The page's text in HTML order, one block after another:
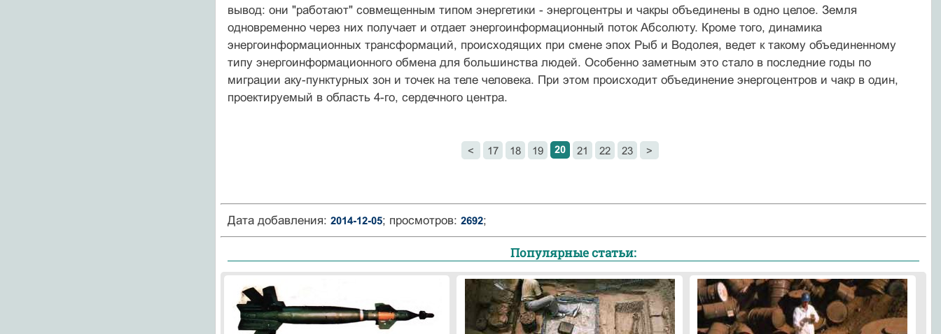
вывод: они "работают" совмещенным типом энергетики - энергоцентры и чакры объединены в одно целое. Земля
одновременно через них получает и отдает энергоинформационный поток Абсолюту. Кроме того, динамика
энергоинформационных трансформаций, происходящих при смене эпох Рыб и Водолея, ведет к такому объединенному
типу энергоинформационного обмена для большинства людей. Особенно заметным это стало в последние годы по
миграции аку-пунктурных зон и точек на теле человека. При этом происходит объединение энергоцентров и чакр в один,
проектируемый в область 4-го, сердечного центра.
< 17 18 19 20 21 22 23 >
Дата добавления: 2014-12-05; просмотров: 2692;
Популярные статьи: